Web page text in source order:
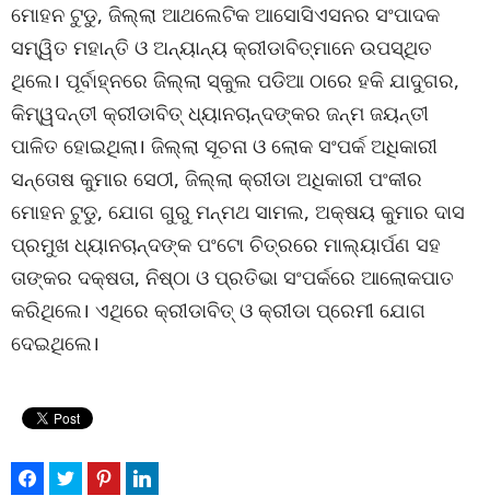
ମୋହନ ଟୁଡୁ, ଜିଲ୍ଲା ଆଥଲେଟିକ ଆସୋସିଏସନର ସଂପାଦକ
ସମ୍ୱିତ ମହାନ୍ତି ଓ ଅନ୍ୟାନ୍ୟ କ୍ରୀଡାବିତ୍‌ମାନେ ଉପସ୍ଥିତ
ଥିଲେ। ପୂର୍ବାହ୍ନରେ ଜିଲ୍ଲା ସ୍କୁଲ ପଡିଆ ଠାରେ ହକି ଯାଦୁଗର,
କିମ୍ୱଦନ୍ତୀ କ୍ରୀଡାବିତ୍ ଧ୍ୟାନଚାନ୍ଦଙ୍କର ଜନ୍ମ ଜୟନ୍ତୀ
ପାଳିତ ହୋଇଥିଲା। ଜିଲ୍ଲା ସୂଚନା ଓ ଲୋକ ସଂପର୍କ ଅଧିକାରୀ
ସନ୍ତୋଷ କୁମାର ସେଠୀ, ଜିଲ୍ଲା କ୍ରୀଡା ଅଧିକାରୀ ପଂକୀର
ମୋହନ ଟୁଡୁ, ଯୋଗ ଗୁରୁ ମନ୍ମଥ ସାମଲ, ଅକ୍ଷୟ କୁମାର ଦାସ
ପ୍ରମୁଖ ଧ୍ୟାନଚାନ୍ଦଙ୍କ ପଂଟୋ ଚିତ୍ରରେ ମାଲ୍ୟାର୍ପଣ ସହ
ତାଙ୍କର ଦକ୍ଷତା, ନିଷ୍ଠା ଓ ପ୍ରତିଭା ସଂପର୍କରେ ଆଲୋକପାତ
କରିଥିଲେ। ଏଥିରେ କ୍ରୀଡାବିତ୍ ଓ କ୍ରୀଡା ପ୍ରେମୀ ଯୋଗ
ଦେଇଥିଲେ।